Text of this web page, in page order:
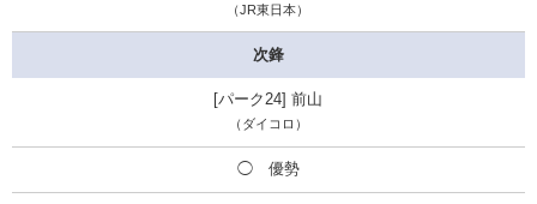
（JR東日本）
次鋒
前山
（ダイコロ）
◯ 優勢